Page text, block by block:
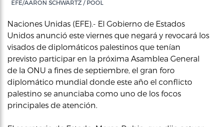
EFE/AARON SCHWARTZ / POOL
Naciones Unidas (EFE).- El Gobierno de Estados
Unidos anunció este viernes que negará y revocará los
visados de diplomáticos palestinos que tenían
previsto participar en la próxima Asamblea General
de la ONU a fines de septiembre, el gran foro
diplomático mundial donde este año el conflicto
palestino se anunciaba como uno de los focos
principales de atención.